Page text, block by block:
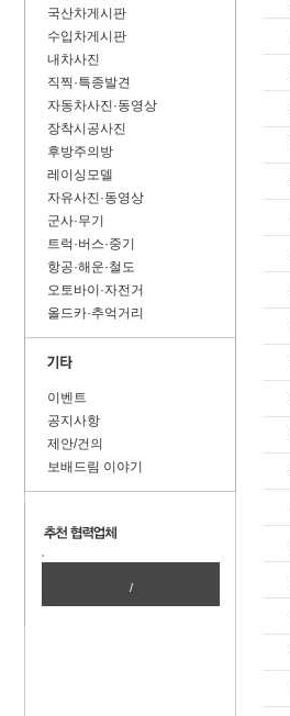
국산차게시판
수입차게시판
내차사진
직찍·특종발견
자동차사진·동영상
장착시공사진
후방주의방
레이싱모델
자유사진·동영상
군사·무기
트럭·버스·중기
항공·해운·철도
오토바이·자전거
올드카·추억거리
이벤트
공지사항
제안/건의
보배드림 이야기
/